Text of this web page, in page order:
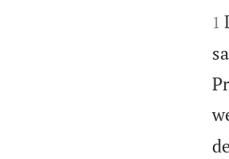

1